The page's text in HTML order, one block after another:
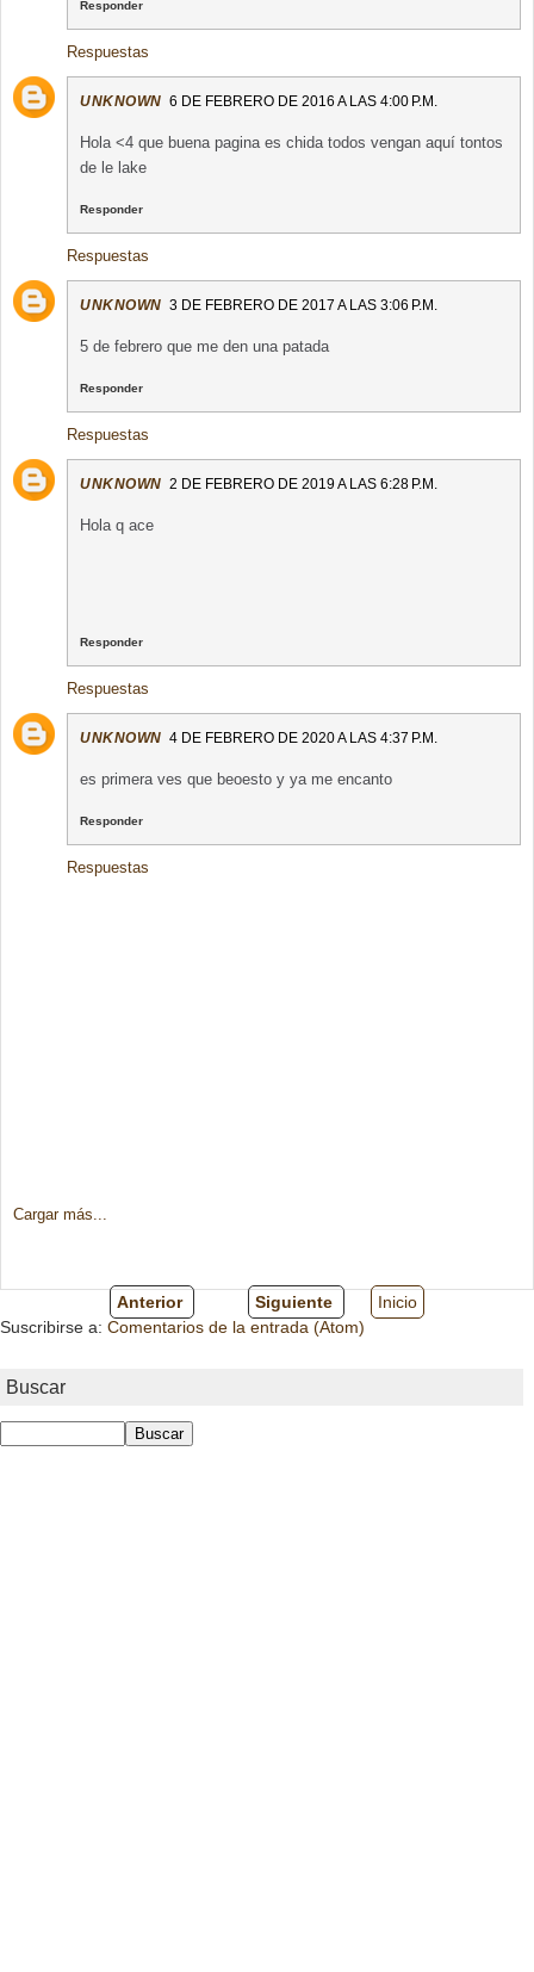
Responder
Respuestas
UNKNOWN 6 DE FEBRERO DE 2016 A LAS 4:00 P.M.
Hola <4 que buena pagina es chida todos vengan aquí tontos
de le lake
Responder
Respuestas
UNKNOWN 3 DE FEBRERO DE 2017 A LAS 3:06 P.M.
5 de febrero que me den una patada
Responder
Respuestas
UNKNOWN 2 DE FEBRERO DE 2019 A LAS 6:28 P.M.
Hola q ace
Responder
Respuestas
UNKNOWN 4 DE FEBRERO DE 2020 A LAS 4:37 P.M.
es primera ves que beoesto y ya me encanto
Responder
Respuestas
Cargar más...
Anterior Siguiente
Inicio
Suscribirse a: Comentarios de la entrada (Atom)
Buscar